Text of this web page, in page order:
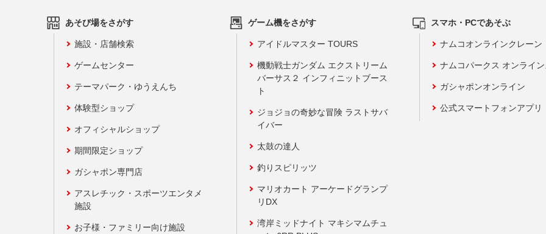
あそび場をさがす
施設・店舗検索
ゲームセンター
テーマパーク・ゆうえんち
体験型ショップ
オフィシャルショップ
期間限定ショップ
ガシャポン専門店
アスレチック・スポーツエンタメ
施設
お子様・ファミリー向け施設
ゲーム機をさがす
アイドルマスター TOURS
機動戦士ガンダム エクストリーム
バーサス２ インフィニットブース
ト
ジョジョの奇妙な冒険 ラストサバ
イバー
太鼓の達人
釣りスピリッツ
マリオカート アーケードグランプ
リDX
湾岸ミッドナイト マキシマムチュ
スマホ・PCであそぶ
ナムコオンラインクレーン
ナムコパークス オンライ
ガシャポンオンライン
公式スマートフォンアプリ